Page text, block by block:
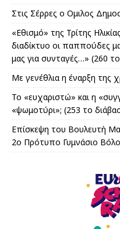
Στις Σέρρες ο Ομιλος
«Εθισμό» της Τρίτης
διαδίκτυο οι παππούδες
μας για συνταγές…» (260
Με γενέθλια η έναρξη της
Το «ευχαριστώ» και η
«ψωμοτύρι»; (253 το
Επίσκεψη του Βουλευτή
2ο Πρότυπο Γυμνάσιο